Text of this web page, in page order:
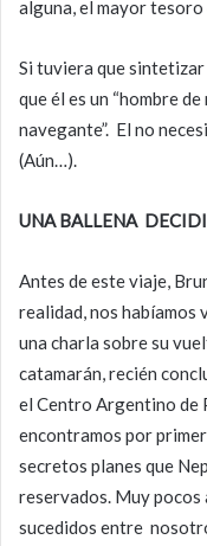
alguna, el mayor
Si tuviera que
que él es un “hombre de
navegante”. El no
(Aún…).
UNA BALLENA
Antes de este viaje,
realidad, nos
una charla sobre su
catamarán, recién
el Centro Argentino de
encontramos por
secretos planes que
reservados. Muy pocos
sucedidos entre